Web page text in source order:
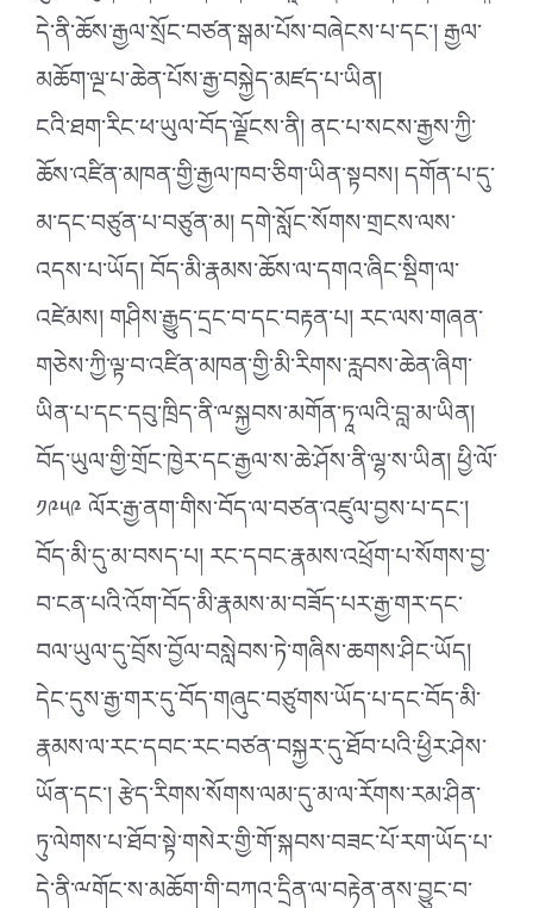
དེ་ནི་ཆོས་རྒྱལ་སྲོང་བཙན་སྒམ་པོས་བཞེངས་པ་དང༌། རྒྱལ་
མཆོག་ལྔ་པ་ཆེན་པོས་རྒྱ་བསྐྱེད་མཛད་པ་ཡིན།
ངའི་ཐག་རིང་ཕ་ཡུལ་བོད་ལྗོངས་ནི། ནང་པ་སངས་རྒྱས་ཀྱི་
ཆོས་འཛིན་མཁན་གྱི་རྒྱལ་ཁབ་ཅིག་ཡིན་སྟབས། དགོན་པ་དུ་
མ་དང་བཙུན་པ་བཙུན་མ། དགེ་སློང་སོགས་གྲངས་ལས་
འདས་པ་ཡོད། བོད་མི་རྣམས་ཆོས་ལ་དགའ་ཞིང་སྡིག་ལ་
འཛེམས། གཤིས་རྒྱུད་དྲང་བ་དང་བརྟན་པ། རང་ལས་གཞན་
གཅེས་ཀྱི་ལྟ་བ་འཛིན་མཁན་གྱི་མི་རིགས་རླབས་ཆེན་ཞིག་
ཡིན་པ་དང་དབུ་ཁྲིད་ནི་ྋསྐྱབས་མགོན་ཏཱ་ལའི་བླ་མ་ཡིན།
བོད་ཡུལ་གྱི་གྲོང་ཁྱེར་དང་རྒྱལ་ས་ཆེ་ཤོས་ནི་ལྷ་ས་ཡིན། ཕྱི་ལོ་
༡༩༥༩ ལོར་རྒྱ་ནག་གིས་བོད་ལ་བཙན་འཛུལ་བྱས་པ་དང༌།
བོད་མི་དུ་མ་བསད་པ། རང་དབང་རྣམས་འཕྲོག་པ་སོགས་བྱ་
བ་ངན་པའི་འོག་བོད་མི་རྣམས་མ་བཟོད་པར་རྒྱ་གར་དང་
བལ་ཡུལ་དུ་བྲོས་བྱོལ་བསླེབས་ཏེ་གཞིས་ཆགས་ཤིང་ཡོད།
དེང་དུས་རྒྱ་གར་དུ་བོད་གཞུང་བཙུགས་ཡོད་པ་དང་བོད་མི་
རྣམས་ལ་རང་དབང་རང་བཙན་བསྐྱར་དུ་ཐོབ་པའི་ཕྱིར་ཤེས་
ཡོན་དང༌། རྩེད་རིགས་སོགས་ལམ་དུ་མ་ལ་རོགས་རམ་ཤིན་
ཏུ་ལེགས་པ་ཐོབ་སྟེ་གསེར་གྱི་གོ་སྐབས་བཟང་པོ་རག་ཡོད་པ་